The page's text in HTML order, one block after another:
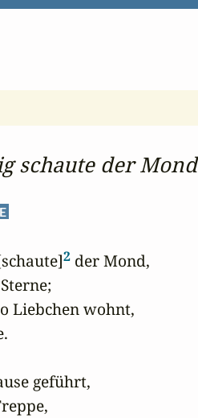
schaute der Mond
2 der Mond,
Liebchen wohnt,
geführt,